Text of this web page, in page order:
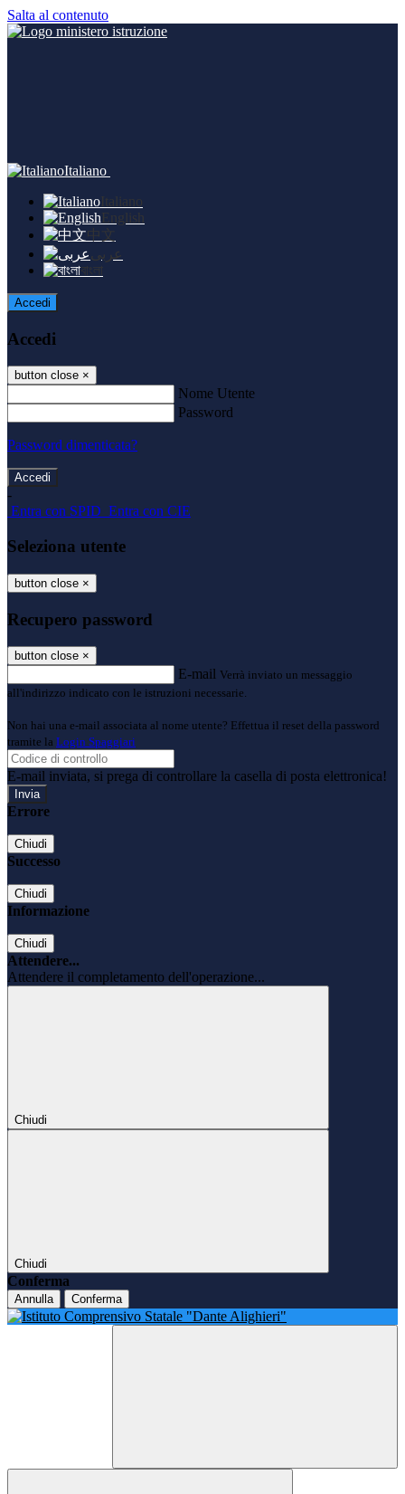
Salta al contenuto
Italiano
Italiano
English
中文
عربى
বাংলা
Accedi
Accedi
button close ×
Nome Utente
Password
Password dimenticata?
-
Entra con SPID Entra con CIE
Seleziona utente
button close ×
Recupero password
button close ×
E-mail Verrà inviato un messaggio
all'indirizzo indicato con le istruzioni necessarie.
Non hai una e-mail associata al nome utente? Effettua il reset della password
tramite la Login Spaggiari
E-mail inviata, si prega di controllare la casella di posta elettronica!
Errore
Chiudi
Successo
Chiudi
Informazione
Chiudi
Attendere...
Attendere il completamento dell'operazione...
Chiudi
Chiudi
Conferma
Annulla Conferma